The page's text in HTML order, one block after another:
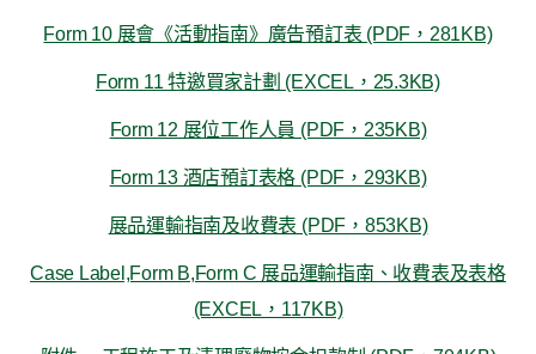
Form 10 展會《活動指南》廣告預訂表 (PDF，281KB)
Form 11 特邀買家計劃 (EXCEL，25.3KB)
Form 12 展位工作人員 (PDF，235KB)
Form 13 酒店預訂表格 (PDF，293KB)
展品運輸指南及收費表 (PDF，853KB)
Case Label,Form B,Form C 展品運輸指南、收費表及表格
(EXCEL，117KB)